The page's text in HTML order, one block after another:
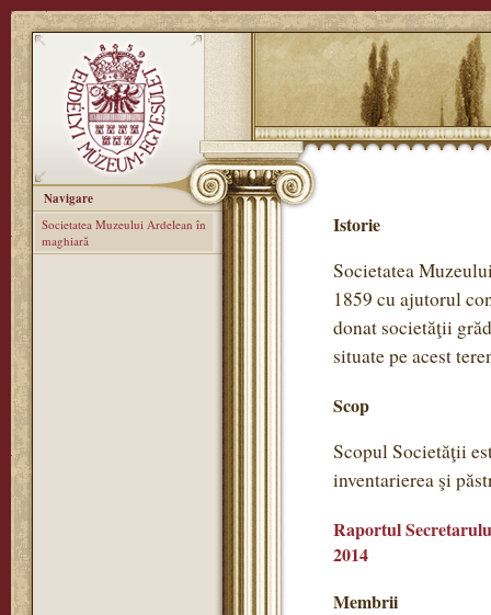
Navigare
Societatea Muzeului Ardelean în
maghiară
Istorie
Societatea
1859 cu ajutorul
donat societăţii
situate pe acest
Scop
Scopul Societăţii
inventarierea şi
Raportul
2014
Membrii